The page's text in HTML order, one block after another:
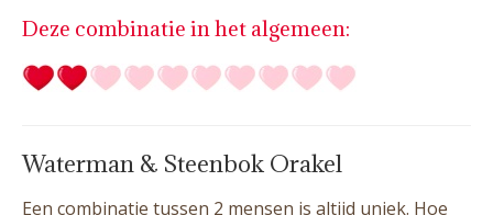
Deze combinatie in het algemeen:
Waterman & Steenbok Orakel
Een combinatie tussen 2 mensen is altijd uniek. Hoe